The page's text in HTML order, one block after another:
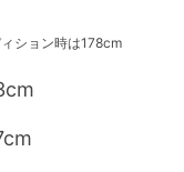
ション時は178cm